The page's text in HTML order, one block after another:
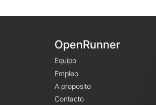
OpenRunner
Equipo
Empleo
A proposito
Contacto